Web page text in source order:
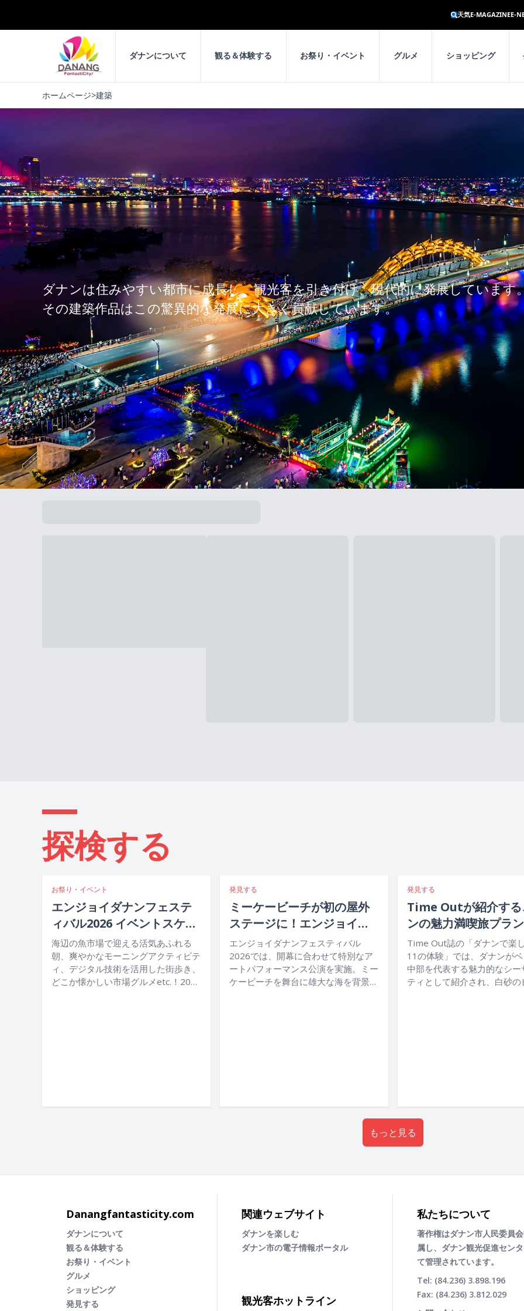
天気E-MAGAZINEE-
ダナンについて 観る＆体験する お祭り・イベント グルメ ショッピング
ホームページ>建築
ダナンは住みやすい都市に成長し、観光客を引き付け、現代的に発展しています
その建築作品はこの驚異的な発展に大きく貢献しています。
探検する
お祭り・イベント
エンジョイダナンフェステ
ィバル2026 イベントスケジ
ュール
海辺の魚市場で迎える活気あふれる
朝、爽やかなモーニングアクティビテ
ィ、デジタル技術を活用した街歩き、
どこか懐かしい市場グルメetc.！2026
発見する
ミーケービーチが初の屋外
ステージに！エンジョイダ
ナンフェスティバル2026光
と音楽で紡ぐクアン地方の
物語
エンジョイダナンフェスティバル
2026では、開幕に合わせて特別なア
ートパフォーマンス公演を実施。ミー
ケービーチを舞台に雄大な海を背景と
発見する
Time Outが紹介する
ンの魅力満喫旅プラン
Time Out誌の「ダナンで楽
11の体験」では、ダナンが
中部を代表する魅力的なシー
ティとして紹介され、白砂の
もっと見る
Danangfantasticity.com
ダナンについて
観る＆体験する
お祭り・イベント
グルメ
ショッピング
発見する
関連ウェブサイト
ダナンを楽しむ
ダナン市の電子情報ポータル
観光客ホットライン
私たちについて
著作権はダナン市人民委員
属し、ダナン観光促進セン
て管理されています。
Tel: (84.236) 3.898.196
Fax: (84.236) 3.812.029